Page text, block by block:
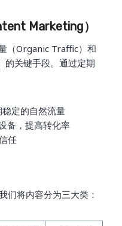
Marketing）
（Organic Traffic）和
关键手段。通过定期
定的自然流量
备，提高转化率
任
们将内容分为三大类：